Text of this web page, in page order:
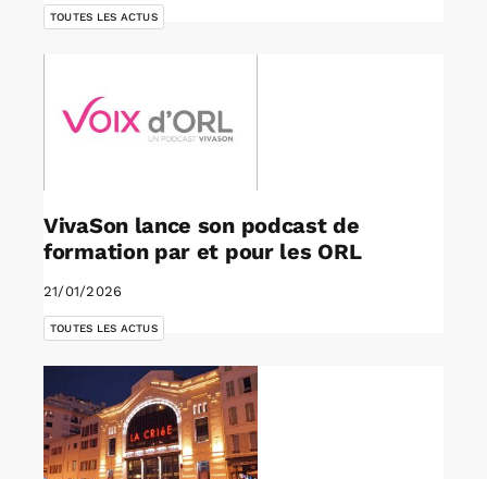
TOUTES LES ACTUS
VivaSon lance son podcast de
formation par et pour les ORL
21/01/2026
TOUTES LES ACTUS